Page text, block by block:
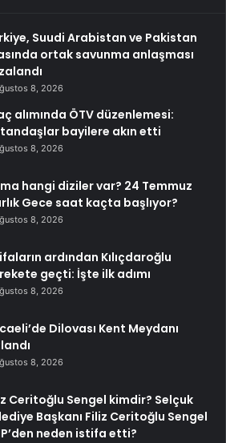
Suudi Arabistan ve Pakistan
ortak savunma anlaşması
8, 2026
alımında ÖTV düzenlemesi:
bayilere akın etti
8, 2026
hangi diziler var? 24 Temmuz
Gece saat kaçta başlıyor?
8, 2026
ardından Kılıçdaroğlu
geçti: İşte ilk adımı
8, 2026
Dilovası Kent Meydanı
8, 2026
Ceritoğlu Sengel kimdir? Selçuk
Başkanı Filiz Ceritoğlu Sengel
neden istifa etti?